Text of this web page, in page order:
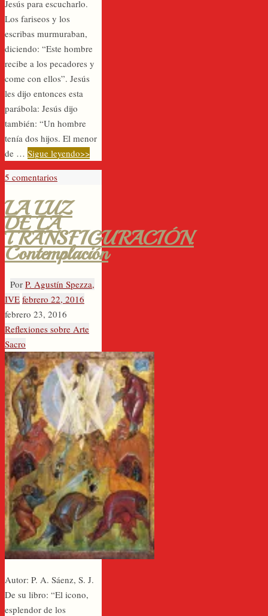
Jesús para escucharlo.
Los fariseos y los
escribas murmuraban,
diciendo: “Este hombre
recibe a los pecadores y
come con ellos”. Jesús
les dijo entonces esta
parábola: Jesús dijo
también: “Un hombre
tenía dos hijos. El menor
de … Sigue leyendo>>
5 comentarios
LA LUZ
DE LA
TRANSFIGURACIÓN.
Contemplación
Por P. Agustín Spezza,
IVE febrero 22, 2016
febrero 23, 2016
Reflexiones sobre Arte
Sacro
Autor: P. A. Sáenz, S. J.
De su libro: “El icono,
esplendor de los